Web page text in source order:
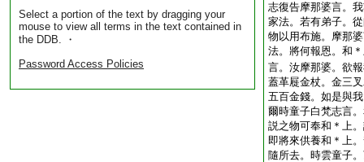
Select a portion of the text by dragging your
mouse to view all terms in the text contained in
the DDB. ・
Password Access Policies
志復告摩那婆言。
家法。若有弟子。
物以用布施。摩那
法。將何報恩。和
言。汝摩那婆。欲
蓋革屣金杖。金三
五百金錢。如是與我
爾時童子白梵志言
説之物可奉和＊上
即將來供養和＊上
隨所去。時雲童子